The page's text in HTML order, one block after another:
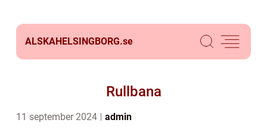
ALSKAHELSINGBORG.se
Rullbana
11 september 2024 admin